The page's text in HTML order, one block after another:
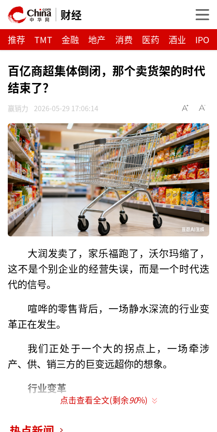
财经
推荐 TMT 金融 地产 消费 医药 酒业 IPO
百亿商超集体倒闭，那个卖货架的时代
结束了？
赢销力 2026-05-29 17:06:14
大润发卖了，家乐福跑了，沃尔玛缩了，
这不是个别企业的经营失误，而是一个时代迭
代的信号。
喧哗的零售背后，一场静水深流的行业变
革正在发生。
我们正处于一个大的拐点上，一场牵涉
产、供、销三方的巨变远超你的想象。
行业变革
遍陷入焦虑。生意到底该怎么做？未来的增长
点击查看全文(剩余90%)